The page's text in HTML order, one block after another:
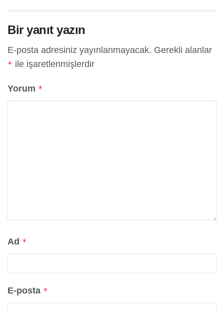
Bir yanıt yazın
E-posta adresiniz yayınlanmayacak. Gerekli alanlar
* ile işaretlenmişlerdir
Yorum *
Ad *
E-posta *